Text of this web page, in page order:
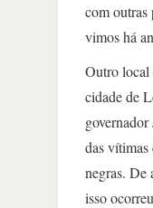
com outras
vimos há
Outro local
cidade de
das vítimas
negras. De
isso